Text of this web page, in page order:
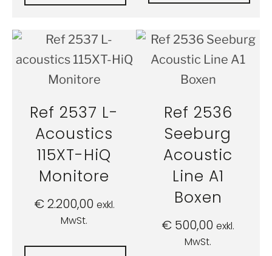
Ref 2537 L-
Acoustics
115XT-HiQ
Monitore
€2.200,00 exkl.
MwSt.
Ref 2536
Seeburg
Acoustic
Line A1
Boxen
€ 500,00 exkl.
MwSt.